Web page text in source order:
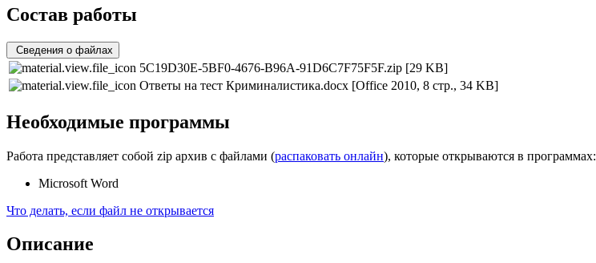
Состав работы
Сведения о файлах
5C19D30E-5BF0-4676-B96A-91D6C7F75F5F.zip [29 KB]
Ответы на тест Криминалистика.docx [Office 2010, 8 стр., 34 KB]
Необходимые программы
Работа представляет собой zip архив с файлами (распаковать онлайн), которые открываются в программах:
Microsoft Word
Что делать, если файл не открывается
Описание